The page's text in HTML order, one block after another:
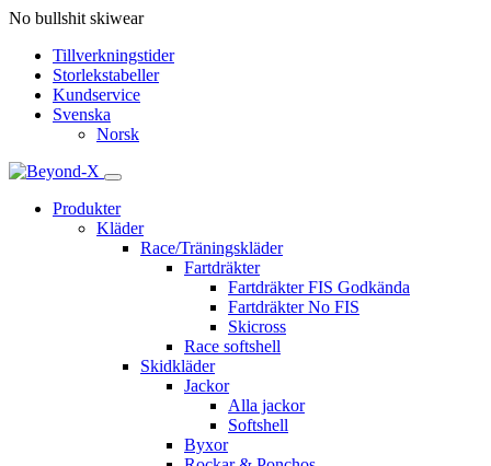
No bullshit skiwear
Tillverkningstider
Storlekstabeller
Kundservice
Svenska
Norsk
Produkter
Kläder
Race/Träningskläder
Fartdräkter
Fartdräkter FIS Godkända
Fartdräkter No FIS
Skicross
Race softshell
Skidkläder
Jackor
Alla jackor
Softshell
Byxor